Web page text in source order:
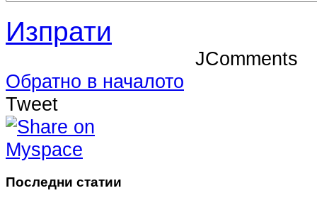
Изпрати
JComments
Обратно в началото
Tweet
Последни статии